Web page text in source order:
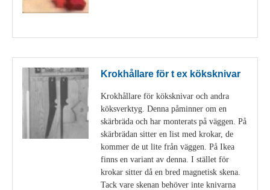
Krokhållare för t ex köksknivar
Krokhållare för köksknivar och andra
köksverktyg. Denna påminner om en
skärbräda och har monterats på väggen. På
skärbrädan sitter en list med krokar, de
kommer de ut lite från väggen. På Ikea
finns en variant av denna. I stället för
krokar sitter då en bred magnetisk skena.
Tack vare skenan behöver inte knivarna